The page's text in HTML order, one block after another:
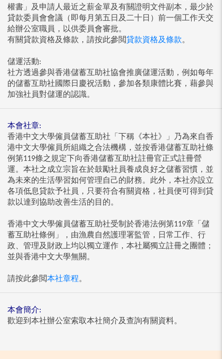
權書」及申請人最近之薪金單及有關證明文件副本，最少於
貸款委員會會議（即每月第五日及二十日）前一個工作天交
給辦公室職員，以供委員會審批。
有關貸款資格及條款，請按此參閲貸款資格及條款。
儲運活動:
社方透過參與香港儲蓄互助社協會推廣儲運活動，例如每年
的儲蓄互助社國際日慶祝活動，參加各類康體比賽，藉參與
加強社員對儲運的認識。
本會社章:
香港中文大學僱員儲蓄互助社「下稱《本社》」乃為來自香
港中文大學僱員所組織之合法機構，並按香港儲蓄互助社條
例第119條之規定下向香港儲蓄互助社註冊官正式註冊營
運。本社之成立宗旨在於鼓勵社員養成良好之儲蓄習慣，並
為未來的生活學習如何管理自己的財務。此外，本社亦設立
各項低息貸款予社員，只要符合有關資格，社員便可得到貸
款以達到協助改善生活的目的。
香港中文大學僱員儲蓄互助社受制於香港法例第119章「儲
蓄互助社條例」，由漁農自然護理署監管，日常工作、行
政、管理及財政上均以獨立運作，本社屬獨立註冊之團體；
並與香港中文大學無關。
請按此參閲本社章程。
本會簡介:
歡迎到本社辦公室索取本社簡介及查詢有關資料。